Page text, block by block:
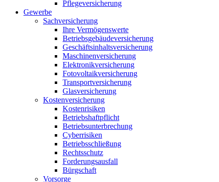
Pflegeversicherung
Gewerbe
Sachversicherung
Ihre Vermögenswerte
Betriebsgebäudeversicherung
Geschäftsinhaltsversicherung
Maschinenversicherung
Elektronikversicherung
Fotovoltaikversicherung
Transportversicherung
Glasversicherung
Kostenversicherung
Kostenrisiken
Betriebshaftpflicht
Betriebsunterbrechung
Cyberrisiken
Betriebsschließung
Rechtsschutz
Forderungsausfall
Bürgschaft
Vorsorge